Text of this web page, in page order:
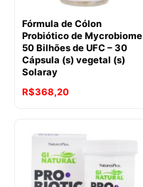
Fórmula de Cólon
Probiótico de Mycrobiome
50 Bilhões de UFC – 30
Cápsula (s) vegetal (s)
Solaray
R$368,20